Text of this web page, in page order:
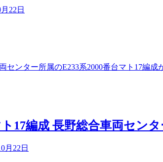
22日
センター所属のE233系2000番台マト17編
17編成 長野総合車両センタ
月22日